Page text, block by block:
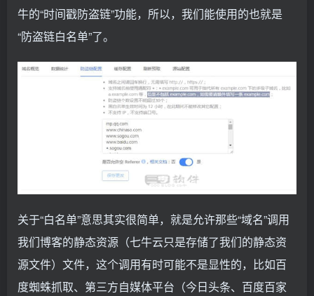
牛的“时间戳防盗链”功能，所以，我们能使用的也就是
“防盗链白名单”了。
关于“白名单”意思其实很简单，就是允许那些“域名”调用
我们博客的静态资源（七牛云只是存储了我们的静态资
源文件）文件，这个调用有时可能不是显性的，比如百
度蜘蛛抓取、第三方自媒体平台（今日头条、百度百家